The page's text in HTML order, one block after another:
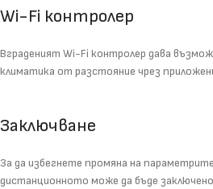
Wi-Fi контролер
Вграденият Wi-Fi контролер дава
климатика от разстояние чрез
Заключване
За да избегнете промяна на
дистанционното може да бъде